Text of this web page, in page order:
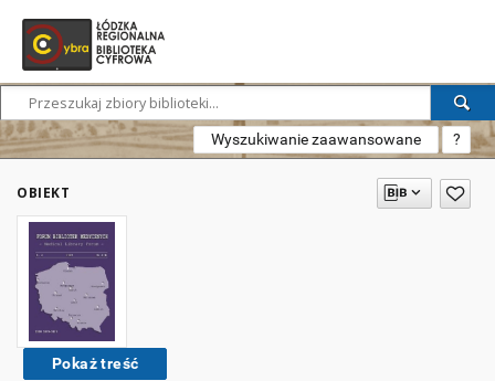
Wyszukiwanie zaawansowane ?
OBIEKT
Pokaż treść